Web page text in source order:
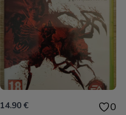
14.90 € 0